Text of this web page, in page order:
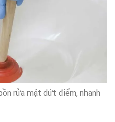
rửa mặt dứt điểm, nhanh